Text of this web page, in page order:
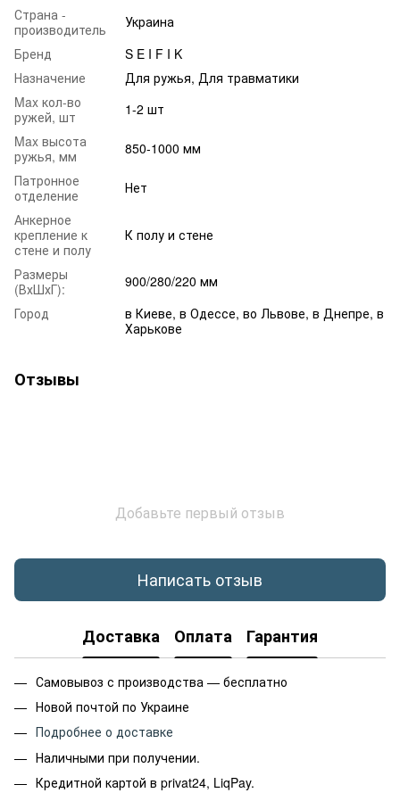
Страна -
производитель
Украина
Бренд
S E I F I K
Назначение
Для ружья, Для травматики
Max кол-во
ружей, шт
1-2 шт
Max высота
ружья, мм
850-1000 мм
Патронное
отделение
Нет
Анкерное
крепление к
стене и полу
К полу и стене
Размеры
(ВхШхГ):
900/280/220 мм
Город
в Киеве, в Одессе, во Львове, в Днепре, в
Харькове
Отзывы
Добавьте первый отзыв
Написать отзыв
Доставка Оплата Гарантия
Самовывоз с производства — бесплатно
Новой почтой по Украине
Подробнее о доставке
Наличными при получении.
Кредитной картой в privat24, LiqPay.